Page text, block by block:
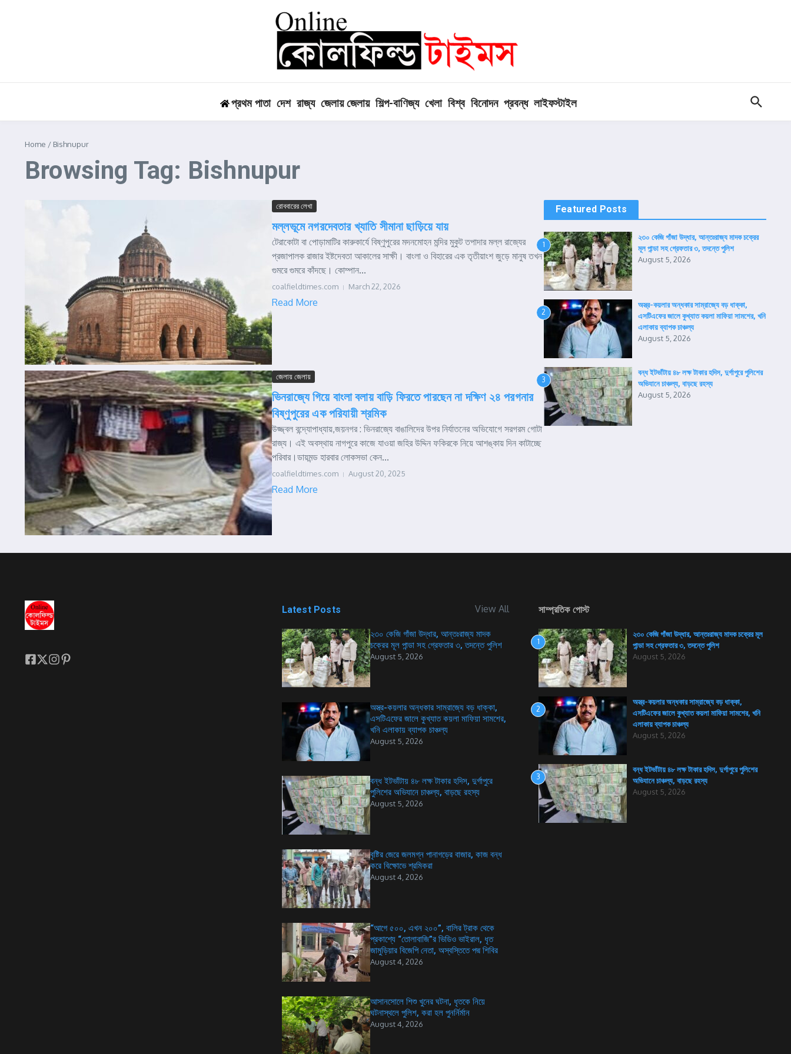
প্রথম পাতা দেশ রাজ্য জেলায় জেলায় শিল্প-বাণিজ্য খেলা বিশ্ব বিনোদন প্রবন্ধ লাইফস্টাইল
Home / Bishnupur
Browsing Tag: Bishnupur
রোববারের লেখা
মল্লভূমে নগরদেবতার খ্যাতি সীমানা ছাড়িয়ে যায়
টেরাকোটা বা পোড়ামাটির কারুকার্যে বিষ্ণুপুরের মদনমোহন মন্দির মুকুট তপাদার মল্ল রাজ্যের
প্রজাপালক রাজার ইষ্টদেবতা আকালের সাক্ষী। বাংলা ও বিহারের এক তৃতীয়াংশ জুড়ে মানুষ তখন
গুমরে গুমরে কাঁদছে। কোম্পান...
coalfieldtimes.com March 22, 2026
Read More
জেলায় জেলায়
ভিনরাজ্যে গিয়ে বাংলা বলায় বাড়ি ফিরতে পারছেন না দক্ষিণ ২৪ পরগনার
বিষ্ণুপুরের এক পরিযায়ী শ্রমিক
উজ্জ্বল বন্দ্যোপাধ্যায়,জয়নগর : ভিনরাজ্যে বাঙালিদের উপর নির্যাতনের অভিযোগে সরগরম গোটা
রাজ্য। এই অবস্থায় নাগপুরে কাজে যাওয়া জহির উদ্দিন ফকিরকে নিয়ে আশঙ্কায় দিন কাটাচ্ছে
পরিবার।ডায়মন্ড হারবার লোকসভা কেন...
coalfieldtimes.com August 20, 2025
Read More
Featured Posts
1
২৩০ কেজি গাঁজা উদ্ধার, আন্তঃরাজ্য মাদক চক্রের
মূল পান্ডা সহ গ্রেফতার ৩, তদন্তে পুলিশ
August 5, 2026
2
অস্ত্র-কয়লার অন্ধকার সাম্রাজ্যে বড় ধাক্কা,
এসটিএফের জালে কুখ্যাত কয়লা মাফিয়া সামশের, খনি
এলাকায় ব্যাপক চাঞ্চল্য
August 5, 2026
3
বন্ধ ইটভাঁটায় ৪৮ লক্ষ টাকার হদিস, দুর্গাপুরে পুলিশের
অভিযানে চাঞ্চল্য, বাড়ছে রহস্য
August 5, 2026
Latest Posts View All
২৩০ কেজি গাঁজা উদ্ধার, আন্তঃরাজ্য মাদক
চক্রের মূল পান্ডা সহ গ্রেফতার ৩, তদন্তে পুলিশ
August 5, 2026
অস্ত্র-কয়লার অন্ধকার সাম্রাজ্যে বড় ধাক্কা,
এসটিএফের জালে কুখ্যাত কয়লা মাফিয়া সামশের,
খনি এলাকায় ব্যাপক চাঞ্চল্য
August 5, 2026
বন্ধ ইটভাঁটায় ৪৮ লক্ষ টাকার হদিস, দুর্গাপুরে
পুলিশের অভিযানে চাঞ্চল্য, বাড়ছে রহস্য
August 5, 2026
বৃষ্টির জেরে জলমগ্ন পানাগড়ের বাজার, কাজ বন্ধ
করে বিক্ষোভে শ্রমিকরা
August 4, 2026
“আগে ৫০০, এখন ২০০”, বালির ট্রাক থেকে
প্রকাশ্যে “তোলাবাজি”র ভিডিও ভাইরাল, ধৃত
জামুড়িয়ার বিজেপি নেতা, অস্বস্তিতে পদ্ম শিবির
August 4, 2026
আসানসোলে শিশু খুনের ঘটনা, ধৃতকে নিয়ে
ঘটনাস্থলে পুলিশ, করা হল পুনর্নির্মান
August 4, 2026
সাম্প্রতিক পোস্ট
1
২৩০ কেজি গাঁজা উদ্ধার, আন্তঃরাজ্য মাদক চক্রের মূল
পান্ডা সহ গ্রেফতার ৩, তদন্তে পুলিশ
August 5, 2026
2
অস্ত্র-কয়লার অন্ধকার সাম্রাজ্যে বড় ধাক্কা,
এসটিএফের জালে কুখ্যাত কয়লা মাফিয়া সামশের, খনি
এলাকায় ব্যাপক চাঞ্চল্য
August 5, 2026
3
বন্ধ ইটভাঁটায় ৪৮ লক্ষ টাকার হদিস, দুর্গাপুরে পুলিশের
অভিযানে চাঞ্চল্য, বাড়ছে রহস্য
August 5, 2026